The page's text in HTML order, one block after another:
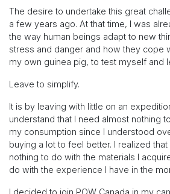
The desire to undertake this great
a few years ago. At that time, I was
the way human beings adapt to new
stress and danger and how they cope
my own guinea pig, to test myself and
Leave to simplify.
It is by leaving with little on an
understand that I need almost nothing
my consumption since I understood
buying a lot to feel better. I realized
nothing to do with the materials I
do with the experience I have in the
I decided to join POW Canada in my